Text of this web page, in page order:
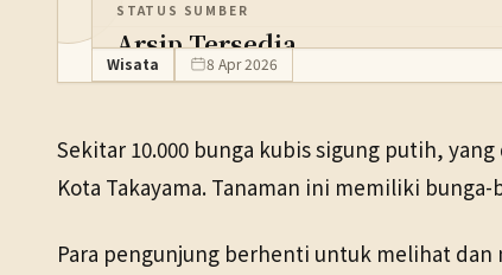
Wisata 8 Apr 2026
STATUS SUMBER
Arsip Tersedia
TANGGAL SUMBER
8 Apr 2026
Pranala sumber asli tidak lagi tersedia. Versi arsip
Sekitar 10.000 bunga kubis sigung putih,
Kota Takayama. Tanaman ini memiliki
Para pengunjung berhenti untuk melihat